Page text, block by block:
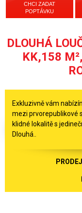
CHCI ZADAT
POPTÁVKU
DLOUHÁ
KK,158
Exkluzivně vám
mezi prvorepublikové
klidné lokalitě s
Dlouhá..